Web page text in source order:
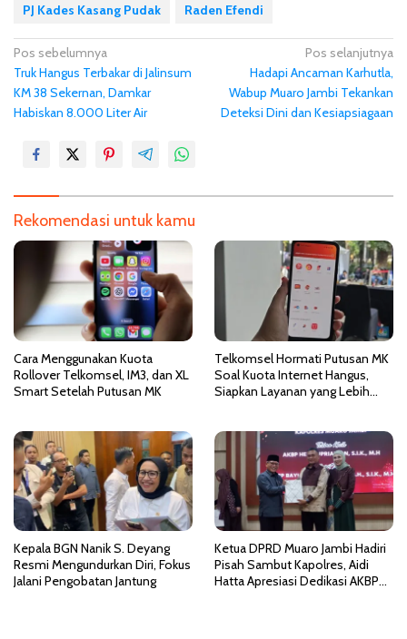
PJ Kades Kasang Pudak
Raden Efendi
N
a
v
i
Pos sebelumnya
Truk Hangus Terbakar di Jalinsum
KM 38 Sekernan, Damkar
Habiskan 8.000 Liter Air
Pos selanjutnya
Hadapi Ancaman Karhutla,
Wabup Muaro Jambi Tekankan
Deteksi Dini dan Kesiapsiagaan
Rekomendasi untuk kamu
Cara Menggunakan Kuota
Rollover Telkomsel, IM3, dan XL
Smart Setelah Putusan MK
Telkomsel Hormati Putusan MK
Soal Kuota Internet Hangus,
Siapkan Layanan yang Lebih
Kepala BGN Nanik S. Deyang
Resmi Mengundurkan Diri, Fokus
Jalani Pengobatan Jantung
Ketua DPRD Muaro Jambi Hadiri
Pisah Sambut Kapolres, Aidi
Hatta Apresiasi Dedikasi AKBP